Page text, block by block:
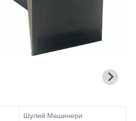
Шулий Машинери